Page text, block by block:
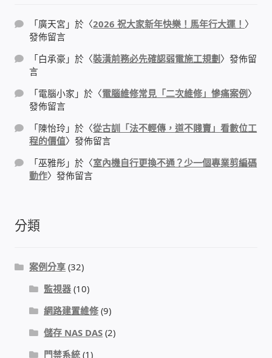
安立達(Aristel)
聯盟電子(LINEMEX)
網路型門口視訊對講機
電話 工具 軟體 手冊
門禁安全控制
電梯樓層刷卡管制
停車場、社區大樓 車道管制系統
風速傳感器+PLC自動控制
mOA雲考勤 指紋、卡片、手機APP GPS打卡
「廣天宮 」於〈2026 祝大家新年快樂！馬年行大運！ 〉
發佈留言
「白承豪 」於〈裝潢前務必先確認弱電施工規劃 〉發佈留
言
「電腦小家 」於〈電腦維修常見「二次維修」慘痛案例 〉
發佈留言
「陳怡玲 」於〈從古訓「法不輕傳，道不賤賣」看數位工
程的價值〉發佈留言
「巫雅彤 」於〈室內機自行更換不通？少一個專業剪編碼
動作〉發佈留言
分類
案例分享 (32)
監視器 (10)
網路建置維修 (9)
儲存 NAS DAS (2)
門禁系統 (1)